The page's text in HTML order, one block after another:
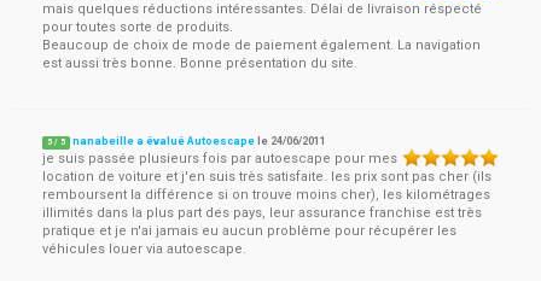
mais quelques réductions intéressantes. Délai de livraison réspecté
pour toutes sorte de produits.
Beaucoup de choix de mode de paiement également. La navigation
est aussi très bonne. Bonne présentation du site.
5 / 5 nanabeille a évalué Autoescape le 24/06/2011
je suis passée plusieurs fois par autoescape pour mes
location de voiture et j'en suis très satisfaite. les prix sont pas cher (ils
remboursent la différence si on trouve moins cher), les kilométrages
illimités dans la plus part des pays, leur assurance franchise est très
pratique et je n'ai jamais eu aucun problème pour récupérer les
véhicules louer via autoescape.